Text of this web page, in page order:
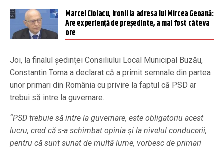
Marcel Ciolacu, ironii la adresa lui Mircea Geoană:
Are experienţă de preşedinte, a mai fost câteva
ore
Joi, la finalul şedinţei Consiliului Local Municipal Buzău,
Constantin Toma a declarat că a primit semnale din partea
unor primari din România cu privire la faptul că PSD ar
trebui să intre la guvernare.
“PSD trebuie să intre la guvernare, este obligatoriu acest
lucru, cred că s-a schimbat opinia şi la nivelul conducerii,
pentru că sunt sunat de multă lume, vorbesc de primari